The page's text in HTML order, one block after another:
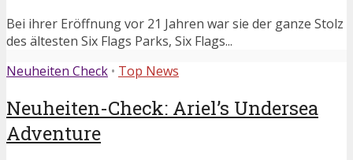
Bei ihrer Eröffnung vor 21 Jahren war sie der ganze Stolz
des ältesten Six Flags Parks, Six Flags...
Neuheiten Check • Top News
Neuheiten-Check: Ariel’s Undersea
Adventure